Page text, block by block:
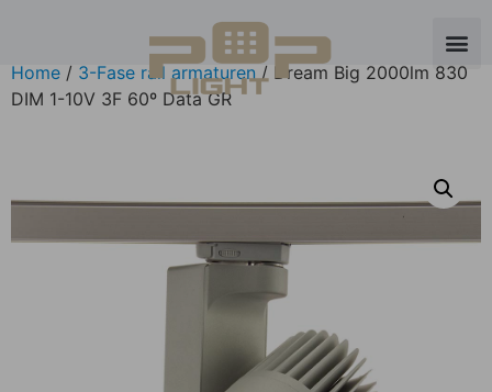
Home / 3-Fase rail armaturen / Dream Big 2000lm 830
DIM 1-10V 3F 60º Data GR